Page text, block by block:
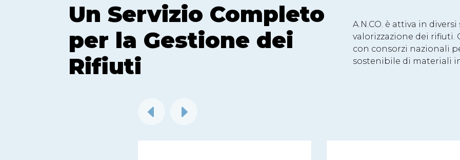
Un Servizio Completo
per la Gestione dei
Rifiuti
A.N.CO. è attiva in
valorizzazione dei
con consorzi nazionali
sostenibile di materiali